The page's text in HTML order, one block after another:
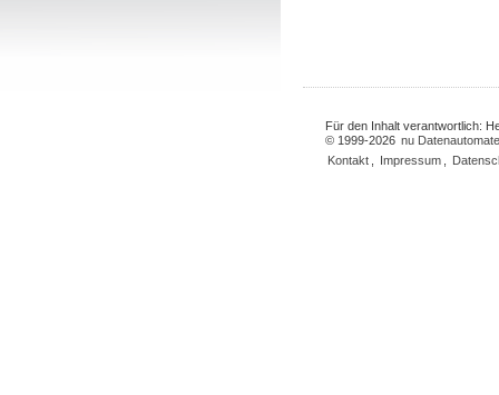
Für den Inhalt verantwortlich:
© 1999-2026 nu
Kontakt
Impressum